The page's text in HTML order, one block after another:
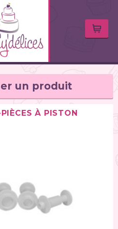
un produit
(62)
À PISTON